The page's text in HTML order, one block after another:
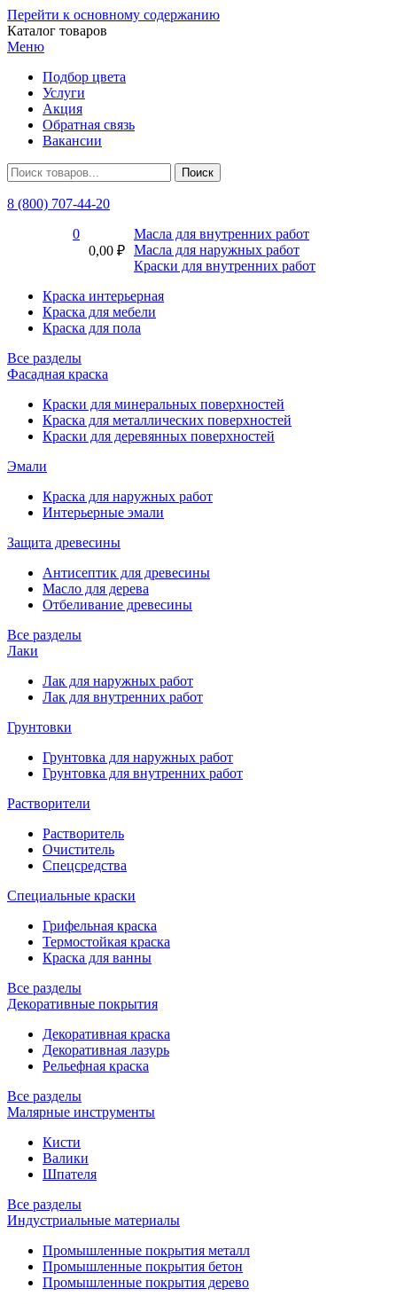
Перейти к основному содержанию
Каталог товаров
Меню
Подбор цвета
Услуги
Акция
Обратная связь
Вакансии
8 (800) 707-44-20
0
0,00 ₽
Масла для внутренних работ
Масла для наружных работ
Краски для внутренних работ
Краска интерьерная
Краска для мебели
Краска для пола
Все разделы
Фасадная краска
Краски для минеральных поверхностей
Краска для металлических поверхностей
Краски для деревянных поверхностей
Эмали
Краска для наружных работ
Интерьерные эмали
Защита древесины
Антисептик для древесины
Масло для дерева
Отбеливание древесины
Все разделы
Лаки
Лак для наружных работ
Лак для внутренних работ
Грунтовки
Грунтовка для наружных работ
Грунтовка для внутренних работ
Растворители
Растворитель
Очиститель
Спецсредства
Специальные краски
Грифельная краска
Термостойкая краска
Краска для ванны
Все разделы
Декоративные покрытия
Декоративная краска
Декоративная лазурь
Рельефная краска
Все разделы
Малярные инструменты
Кисти
Валики
Шпателя
Все разделы
Индустриальные материалы
Промышленные покрытия металл
Промышленные покрытия бетон
Промышленные покрытия дерево